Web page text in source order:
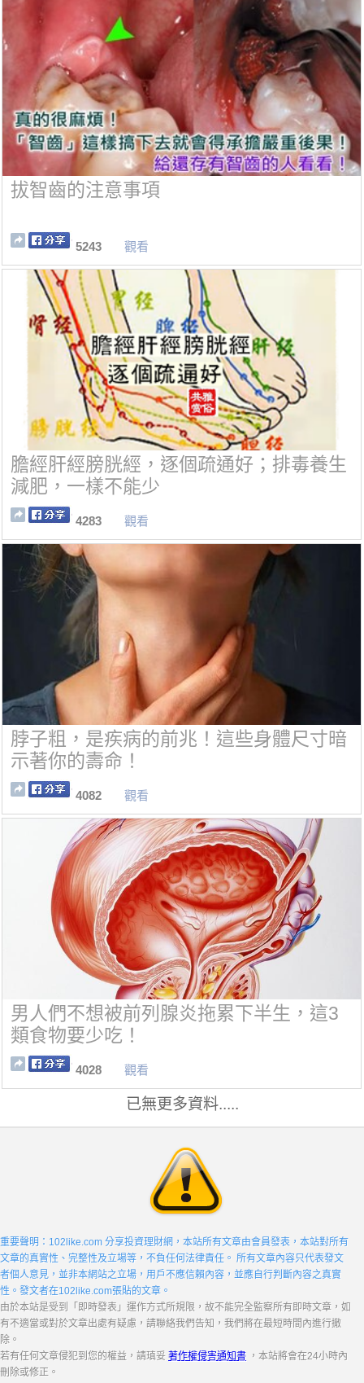
拔智齒的注意事項
5243 觀看
膽經肝經膀胱經，逐個疏通好；排毒養生
減肥，一樣不能少
4283 觀看
脖子粗，是疾病的前兆！這些身體尺寸暗
示著你的壽命！
4082 觀看
男人們不想被前列腺炎拖累下半生，這3
類食物要少吃！
4028 觀看
已無更多資料.....
重要聲明：102like.com 分享投資理財網，本站所有文章由會員發表，本站對所有
文章的真實性、完整性及立場等，不負任何法律責任。 所有文章內容只代表發文
者個人意見，並非本網站之立場，用戶不應信賴內容，並應自行判斷內容之真實
性。發文者在102like.com張貼的文章。
由於本站是受到「即時發表」運作方式所規限，故不能完全監察所有即時文章，如
有不適當或對於文章出處有疑慮，請聯絡我們告知，我們將在最短時間內進行撤
除。
若有任何文章侵犯到您的權益，請瑱妥 著作權侵害通知書 ，本站將會在24小時內
刪除或修正。